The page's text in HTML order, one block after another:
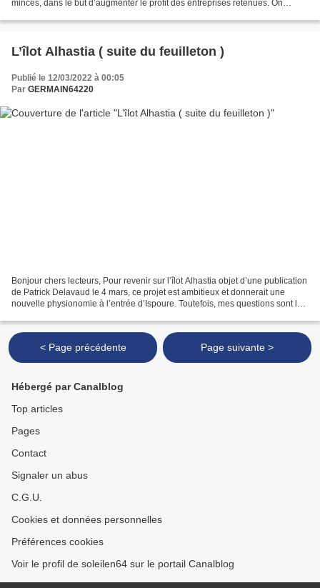
minces, dans le but d’augmenter le profit des entreprises retenues. On
L’îlot Alhastia ( suite du feuilleton )
Publié le 12/03/2022 à 00:05
Par GERMAIN64220
Bonjour chers lecteurs, Pour revenir sur l’îlot Alhastia objet d’une publication
de Patrick Delavaud le 4 mars, ce projet est ambitieux et donnerait une
nouvelle physionomie à l’entrée d’Ispoure. Toutefois, mes questions sont les
< Page précédente Page suivante >
Hébergé par Canalblog
Top articles
Pages
Contact
Signaler un abus
C.G.U.
Cookies et données personnelles
Préférences cookies
Voir le profil de soleilen64 sur le portail Canalblog